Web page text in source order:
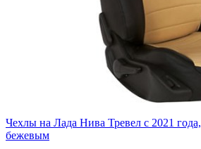
Чехлы на Лада Нива Тревел с 2021
бежевым